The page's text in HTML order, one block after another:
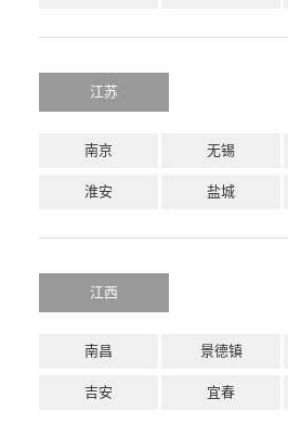
江苏
南京 无锡
淮安 盐城
江西
南昌 景德镇
吉安 宜春